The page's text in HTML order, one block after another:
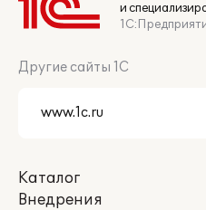
и
Другие сайты 1С
Каталог
Внедрения